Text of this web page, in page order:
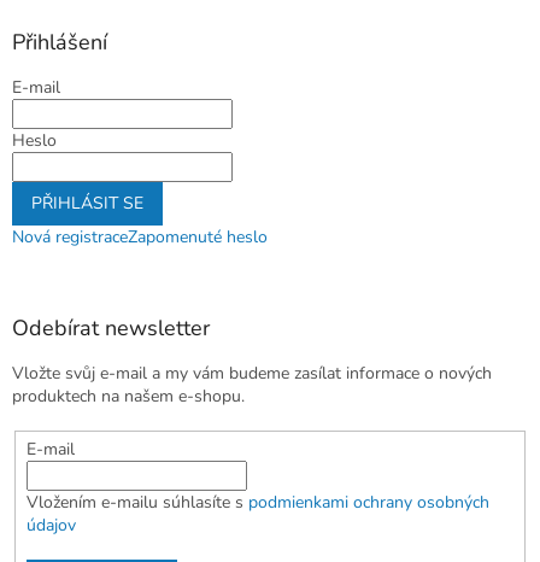
Přihlášení
E-mail
Heslo
PŘIHLÁSIT SE
Nová registraceZapomenuté heslo
Odebírat newsletter
Vložte svůj e-mail a my vám budeme zasílat informace o nových
produktech na našem e-shopu.
E-mail
Vložením e-mailu súhlasíte s podmienkami ochrany osobných
údajov